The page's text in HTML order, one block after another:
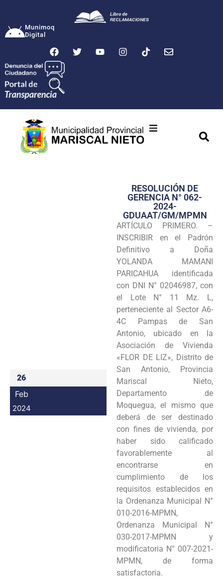
Munimoq
Digital
Transparencia
Seguridad
Programas
Intranet
26
Feb
2024
RESOLUCIÓN DE
GERENCIA N° 062-
2024-
GDUAAT/GM/MPMN
ARTÍCULO PRIMERO. –
INSCRIBIR en el Padrón
Definitivo a Doña
YOLANDA MAMANI
PARICAHUA identificada
con DNI N° 02046987, con
el Lote N° 11 Mz. L,
perteneciente al Sector A6-
4C Pampas de San
Antonio, ubicado en la
Asociación de Vivienda
«FLOR DE LIZ», Distrito de
San Antonio, Provincia
Mariscal Nieto,
Departamento de
Moquegua, el mismo que
deberá de ser destinado
con fines de vivienda, por
haber sido calificado
favorablemente al
encontrarse en
cumplimiento de los
requisitos establecidos en
la Ordenanza Municipal N°
010-2016-MPMN,
Ordenanza Municipal N°
030-2017-MPMN y
modificatoria N° 007-2021-
MPMN, de forma
satisfactoria.